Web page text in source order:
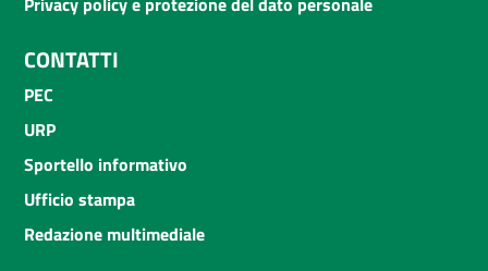
CONTATTI
PEC
URP
Sportello informativo
Ufficio stampa
Redazione multimediale